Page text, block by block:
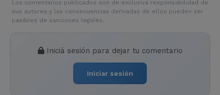
Los comentarios publicados son de exclusiva responsabilidad de
sus autores y las consecuencias derivadas de ellos pueden ser
pasibles de sanciones legales.
Iniciá sesión para dejar tu comentario
Iniciar sesión